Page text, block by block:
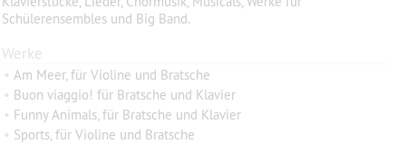
Schülerensembles und Big Band.
Werke
• Am Meer, für Violine und Bratsche
• Buon viaggio! für Bratsche und Klavier
• Funny Animals, für Bratsche und Klavier
• Sports, für Violine und Bratsche